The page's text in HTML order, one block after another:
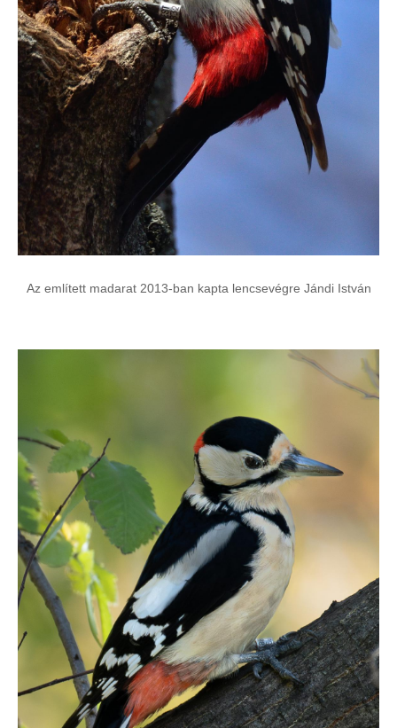
Az említett madarat 2013-ban kapta lencsevégre Jándi István